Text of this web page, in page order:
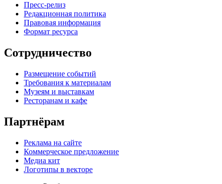
Пресс-релиз
Редакционная политика
Правовая информация
Формат ресурса
Сотрудничество
Размещение событий
Требования к материалам
Музеям и выставкам
Ресторанам и кафе
Партнёрам
Реклама на сайте
Коммерческое предложение
Медиа кит
Логотипы в векторе